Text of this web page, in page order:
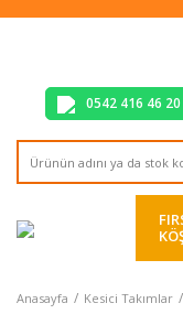
Tüm
0542 416 46 20
Anasayfa Kesici Takımlar